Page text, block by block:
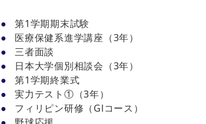
第1学期期末試験
医療保健系進学講座（3年）
三者面談
日本大学個別相談会（3年）
第1学期終業式
実力テスト①（3年）
フィリピン研修（Glコース）